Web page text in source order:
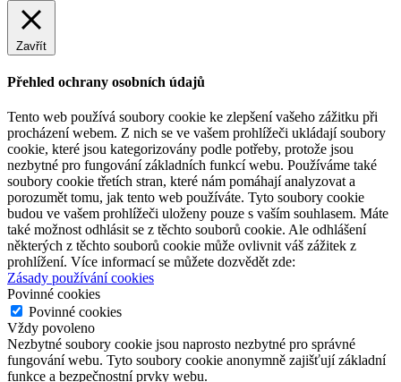
Zavřít
Přehled ochrany osobních údajů
Tento web používá soubory cookie ke zlepšení vašeho zážitku při
procházení webem. Z nich se ve vašem prohlížeči ukládají soubory
cookie, které jsou kategorizovány podle potřeby, protože jsou
nezbytné pro fungování základních funkcí webu. Používáme také
soubory cookie třetích stran, které nám pomáhají analyzovat a
porozumět tomu, jak tento web používáte. Tyto soubory cookie
budou ve vašem prohlížeči uloženy pouze s vaším souhlasem. Máte
také možnost odhlásit se z těchto souborů cookie. Ale odhlášení
některých z těchto souborů cookie může ovlivnit váš zážitek z
prohlížení. Více informací se můžete dozvědět zde:
Zásady používání cookies
Povinné cookies
Povinné cookies
Vždy povoleno
Nezbytné soubory cookie jsou naprosto nezbytné pro správné
fungování webu. Tyto soubory cookie anonymně zajišťují základní
funkce a bezpečnostní prvky webu.